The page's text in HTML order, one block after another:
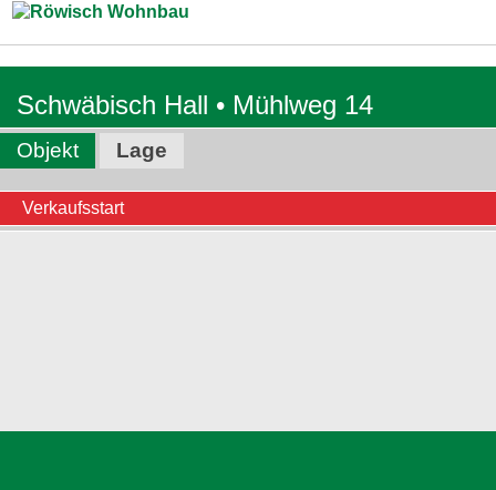
Zum Inhalt springen
Schwäbisch Hall • Mühlweg 14
Objekt Lage
Verkaufsstart